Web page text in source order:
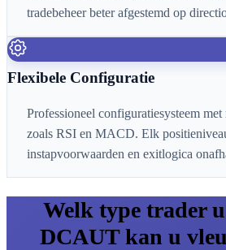
tradebeheer beter afgestemd op
Flexibele Configuratie
Professioneel configuratiesysteem
zoals RSI en MACD. Elk
instapvoorwaarden en exitlogica
Welk type trader
DCAUT kan u